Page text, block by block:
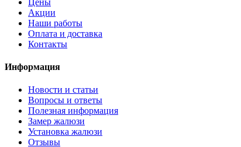
Акции
Наши работы
Оплата и доставка
Контакты
Информация
Новости и статьи
Вопросы и ответы
Полезная информация
Замер жалюзи
Установка жалюзи
Отзывы